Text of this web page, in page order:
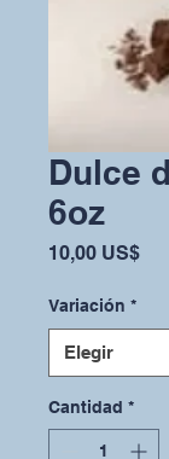
Dulce
6oz
10,00 US$
Variación *
Cantidad *